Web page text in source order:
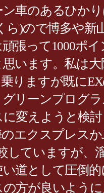
ン車のあるひか
ら)ので博多や新
張って1000ポ
います。私は大
りますが既に
リーンプログ
変えようと検討
のエクスプレスか
していますが、
道として圧倒的
方が良いよう